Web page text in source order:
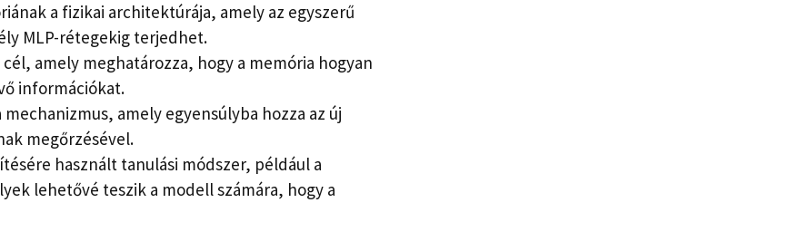
a fizikai architektúrája, amely az egyszerű
MLP-rétegekig terjedhet.
amely meghatározza, hogy a memória hogyan
információkat.
amely egyensúlyba hozza az új
megőrzésével.
használt tanulási módszer, például a
lehetővé teszik a modell számára, hogy a